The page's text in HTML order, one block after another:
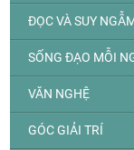
ĐỌC VÀ SUY
SỐNG ĐẠO MỖI
VĂN NGHỆ
GÓC GIẢI TRÍ